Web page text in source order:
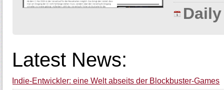
Latest News:
Indie-Entwickler: eine Welt abseits der Blockbuster-Games